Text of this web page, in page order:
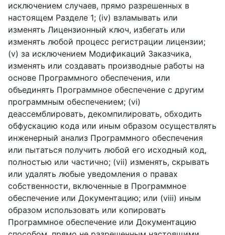
исключением случаев, прямо разрешенных в
настоящем Разделе 1; (iv) взламывать или
изменять Лицензионный ключ, избегать или
изменять любой процесс регистрации лицензии;
(v) за исключением Модификаций Заказчика,
изменять или создавать производные работы на
основе Программного обеспечения, или
объединять Программное обеспечение с другим
программным обеспечением; (vi)
деассемблировать, декомпилировать, обходить
обфускацию кода или иным образом осуществлять
инженерный анализ Программного обеспечения
или пытаться получить любой его исходный код,
полностью или частично; (vii) изменять, скрывать
или удалять любые уведомления о правах
собственности, включенные в Программное
обеспечение или Документацию; или (viii) иным
образом использовать или копировать
Программное обеспечение или Документацию